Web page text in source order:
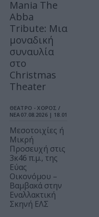
Mania The
Abba
Tribute: Μια
μοναδική
συναυλία
στο
Christmas
Theater
ΘΕΑΤΡΟ - ΧΟΡΟΣ /
ΝΕΑ 07.08.2026 | 18.01
Μεσοτοιχίες ή
Μικρή
Προσευχή στις
3κ46 π.μ., της
Εύας
Οικονόμου –
Βαμβακά στην
Εναλλακτική
Σκηνή ΕΛΣ